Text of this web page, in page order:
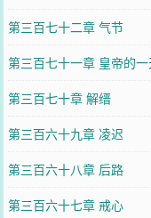
第三百七十二章 气节
第三百七十一章 皇帝的一
第三百七十章 解缙
第三百六十九章 凌迟
第三百六十八章 后路
第三百六十七章 戒心